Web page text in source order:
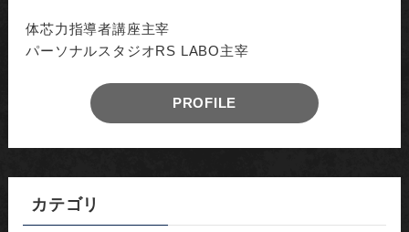
体芯力指導者講座主宰
パーソナルスタジオRS LABO主宰
PROFILE
カテゴリ